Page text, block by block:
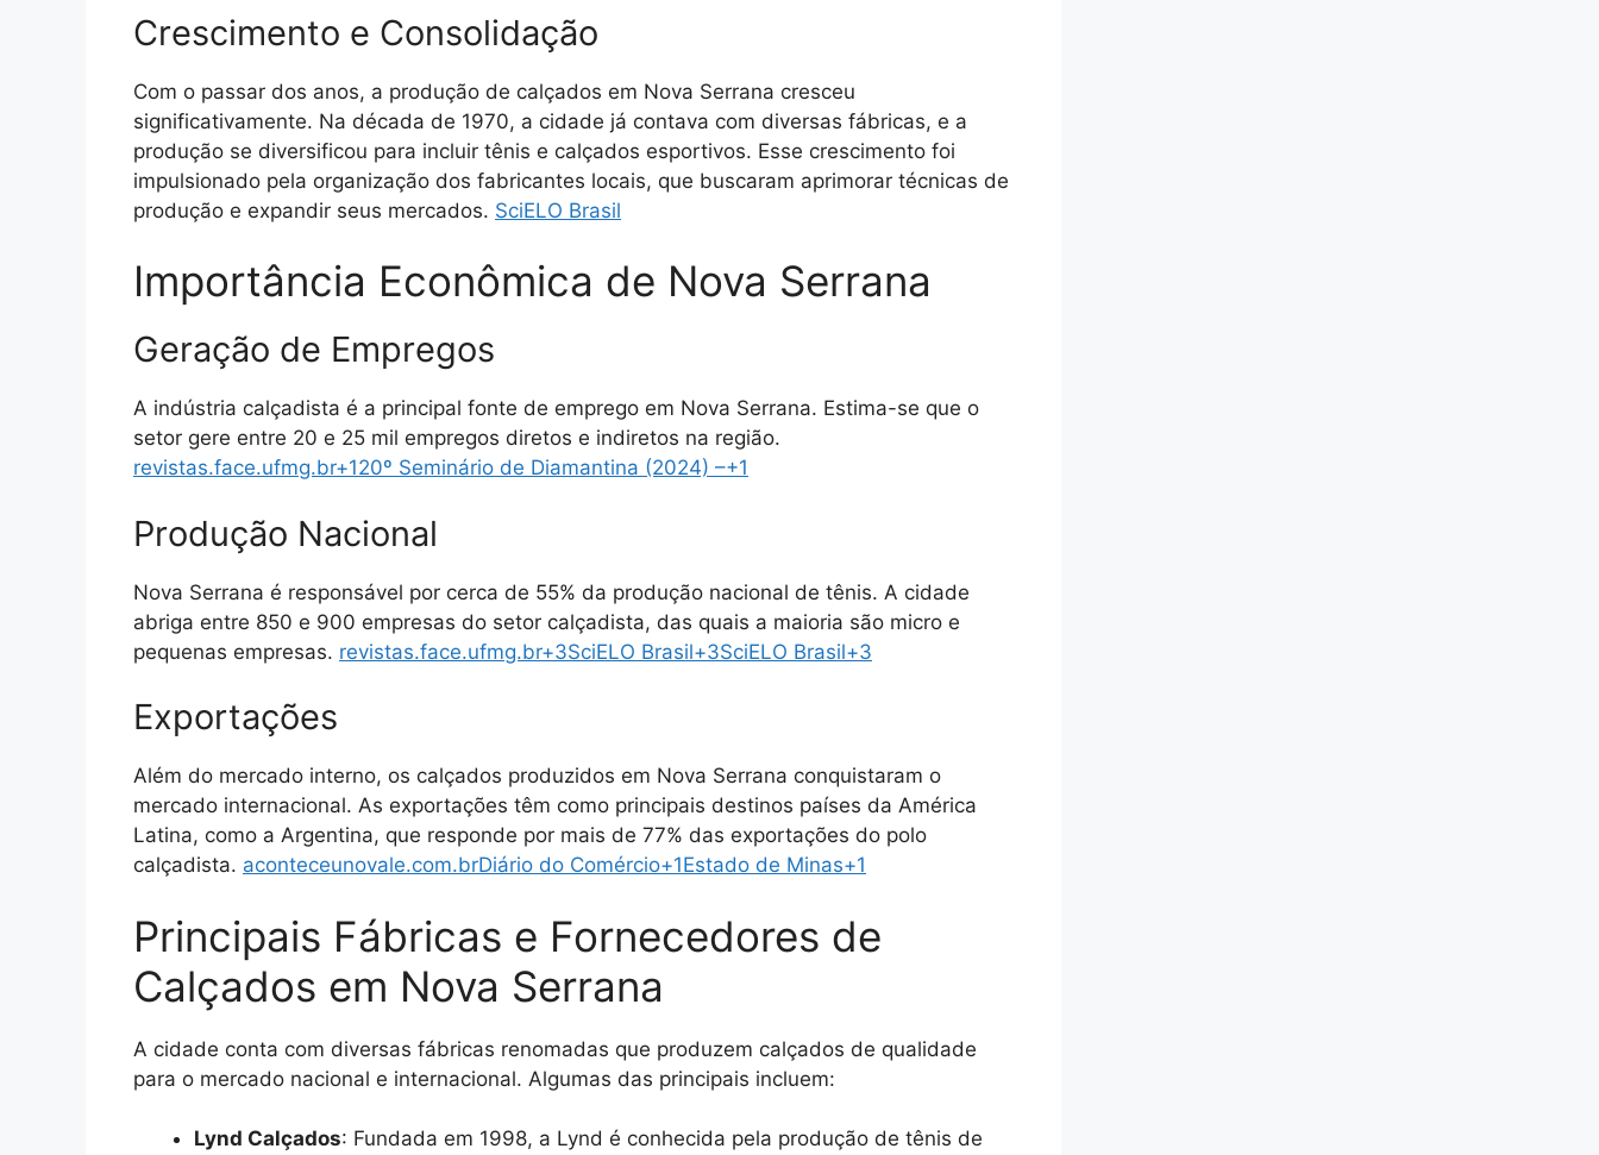
Crescimento e Consolidação
Com o passar dos anos, a produção de calçados em Nova Serrana cresceu
significativamente. Na década de 1970, a cidade já contava com diversas fábricas, e a
produção se diversificou para incluir tênis e calçados esportivos. Esse crescimento foi
impulsionado pela organização dos fabricantes locais, que buscaram aprimorar técnicas de
produção e expandir seus mercados. SciELO Brasil
Importância Econômica de Nova Serrana
Geração de Empregos
A indústria calçadista é a principal fonte de emprego em Nova Serrana. Estima-se que o
setor gere entre 20 e 25 mil empregos diretos e indiretos na região.
revistas.face.ufmg.br+120º Seminário de Diamantina (2024) –+1
Produção Nacional
Nova Serrana é responsável por cerca de 55% da produção nacional de tênis. A cidade
abriga entre 850 e 900 empresas do setor calçadista, das quais a maioria são micro e
pequenas empresas. revistas.face.ufmg.br+3SciELO Brasil+3SciELO Brasil+3
Exportações
Além do mercado interno, os calçados produzidos em Nova Serrana conquistaram o
mercado internacional. As exportações têm como principais destinos países da América
Latina, como a Argentina, que responde por mais de 77% das exportações do polo
calçadista. aconteceunovale.com.brDiário do Comércio+1Estado de Minas+1
Principais Fábricas e Fornecedores de
Calçados em Nova Serrana
A cidade conta com diversas fábricas renomadas que produzem calçados de qualidade
para o mercado nacional e internacional. Algumas das principais incluem:
Lynd Calçados: Fundada em 1998, a Lynd é conhecida pela produção de tênis de